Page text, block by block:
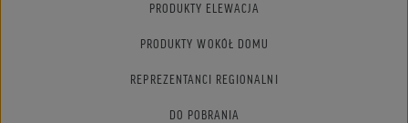
PRODUKTY ELEWACJA
PRODUKTY WOKÓŁ DOMU
REPREZENTANCI REGIONALNI
DO POBRANIA